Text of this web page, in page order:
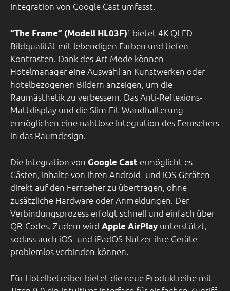
Integration von Google Cast umfasst.
“The Frame” (Modell HL03F)1 bietet 4K QLED-
Bildqualität mit lebendigen Farben und tiefen
Kontrasten. Dank des Art Mode können
Hotelmanager eine Auswahl an Kunstwerken oder
hotelbezogenen Bildern anzeigen, um die
Raumästhetik zu verbessern. Das Anti-Reflexions-
Mattdisplay und die Slim-Fit-Wandhalterung
ermöglichen eine nahtlose Integration des Fernsehers
in das Raumdesign.
Die Integration von Google Cast ermöglicht es
Gästen, Inhalte von ihren Android- und iOS-Geräten
direkt auf den Fernseher zu übertragen, ohne
zusätzliche Hardware oder Anmeldungen. Der
Verbindungsprozess erfolgt schnell und einfach über
QR-Codes. Zudem wird Apple AirPlay unterstützt,
sodass auch iOS- und iPadOS-Nutzer ihre Geräte
problemlos verbinden können.
Für Hotelbetreiber bietet die neue Produktreihe mit